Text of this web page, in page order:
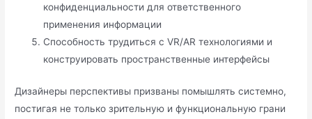
конфиденциальности для ответственного
применения информации
Способность трудиться с VR/AR технологиями и
конструировать пространственные интерфейсы
Дизайнеры перспективы призваны помышлять системно,
постигая не только зрительную и функциональную грани